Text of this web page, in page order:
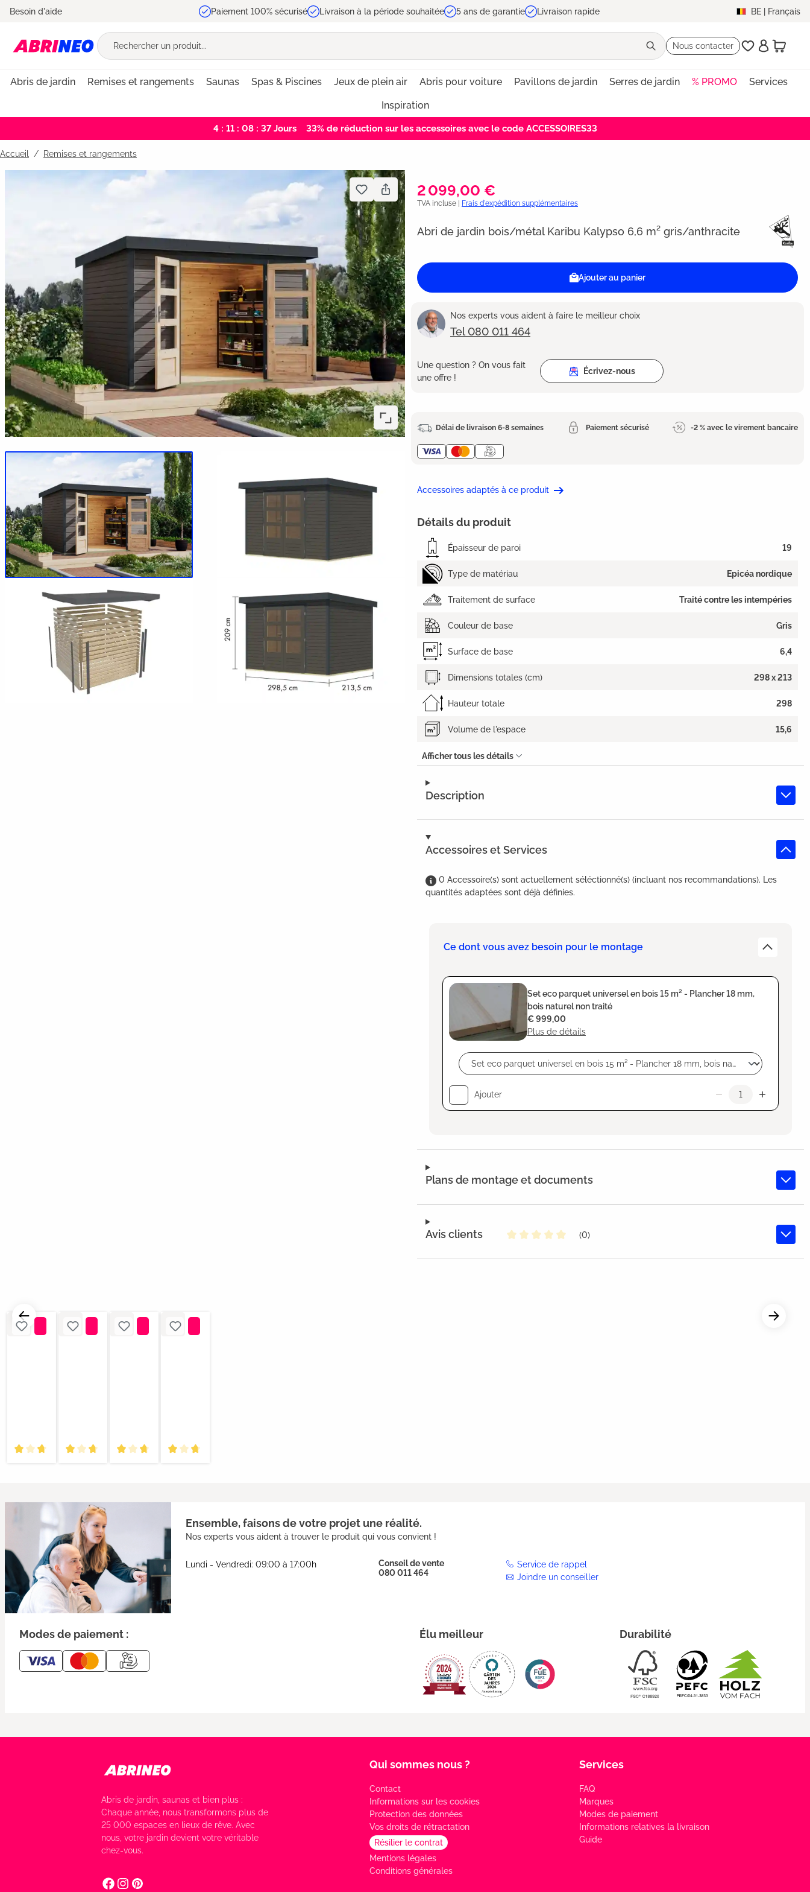
Passer à la navigation principale
Besoin d'aide Paiement 100% sécurisé Livraison à la période souhaitée 5 ans de garantie Livraison rapide BE | Français
Nous contacter
Abris de jardin Remises et rangements Saunas Spas & Piscines Jeux de plein air Abris pour voiture Pavillons de jardin Serres de jardin % PROMO Services
Inspiration
4 : 11 : 08 : 36Jours 33% de réduction sur les accessoires avec le code ACCESSOIRES33
Accueil Remises et rangements
2 099,00 €
TVA incluse | Frais d'expédition supplémentaires
Abri de jardin bois/métal Karibu Kalypso 6,6 m² gris/anthracite
Ajouter au panier
Nos experts vous aident à faire le meilleur choix
Tel 080 011 464
Une question ? On vous fait
une offre !
Écrivez-nous
Délai de livraison 6-8 semaines Paiement sécurisé -2 % avec le virement bancaire
Accessoires adaptés à ce produit
Description
Accessoires et Services
0 Accessoire(s) sont actuellement séléctionné(s) (incluant nos recommandations). Les
quantités adaptées sont déjà définies.
Ce dont vous avez besoin pour le montage
Set eco parquet universel en bois 15 m² - Plancher 18 mm,
bois naturel non traité
Plus de détails
€ 999,00
Ajouter
Plans de montage et documents
Avis clients
(0)
Détails du produit
Épaisseur de paroi 19
Type de matériau Epicéa nordique
Traitement de surface Traité contre les intempéries
Couleur de base Gris
Surface de base 6,4
Dimensions totales (cm) 298 x 213
Hauteur totale 298
Volume de l'espace 15,6
Afficher tous les détails
Ensemble, faisons de votre projet une réalité.
Nos experts vous aident à trouver le produit qui vous convient !
Lundi - Vendredi: 09:00 à 17:00h
Conseil de vente
080 011 464
Service de rappel
Joindre un conseiller
Modes de paiement : Élu meilleur Durabilité
Abris de jardin, saunas et bien plus :
Chaque année, nous transformons plus de
25 000 espaces en lieux de rêve. Avec
nous, votre jardin devient votre véritable
chez-vous.
Qui sommes nous ?
Contact
Informations sur les cookies
Protection des données
Vos droits de rétractation
Résilier le contrat
Mentions légales
Conditions générales
Services
FAQ
Marques
Modes de paiement
Informations relatives la livraison
Guide